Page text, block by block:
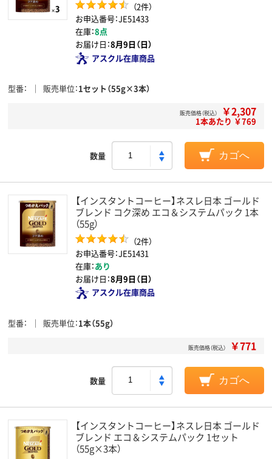
（2件）
お申込番号：JE51433
在庫：8点
お届け日：8月9日（日）
アスクル在庫商品
型番 販売単位 1セット（55g×3本）
販売価格（税込） ￥2,307
1本あたり ￥769
数量 カゴへ
【インスタントコーヒー】ネスレ日本 ゴールド
ブレンド コク深め エコ＆システムパック 1本
（55g）
（2件）
お申込番号：JE51431
在庫：あり
お届け日：8月9日（日）
アスクル在庫商品
型番 販売単位 1本（55g）
販売価格（税込） ￥771
数量 カゴへ
【インスタントコーヒー】ネスレ日本 ゴールド
ブレンド エコ＆システムパック 1セット
（55g×3本）